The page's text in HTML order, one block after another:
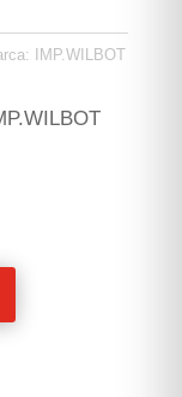
IMP.WILBOT